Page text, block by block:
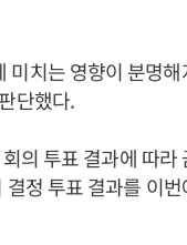
치는 영향이 분명
단했다.
의 투표 결과에 따
정 투표 결과를 이